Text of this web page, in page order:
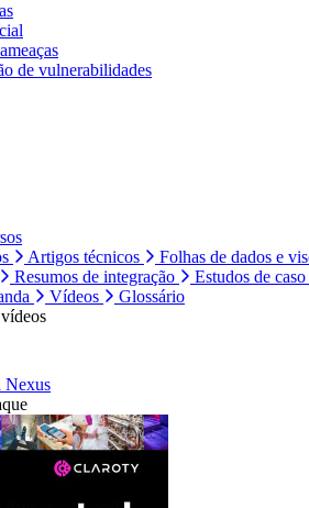
de vulnerabilidades
Artigos técnicos
Folhas de dados e
Resumos de integração
Estudos de caso
Vídeos
Glossário
Nexus